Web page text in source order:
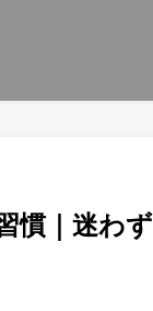
慣｜迷わず